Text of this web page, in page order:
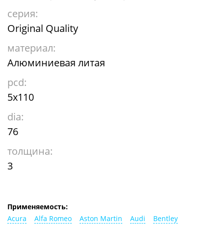
серия:
Original Quality
материал:
Алюминиевая литая
pcd:
5x110
dia:
76
толщина:
3
Применяемость:
Acura
Alfa Romeo Aston Martin Audi
Bentley